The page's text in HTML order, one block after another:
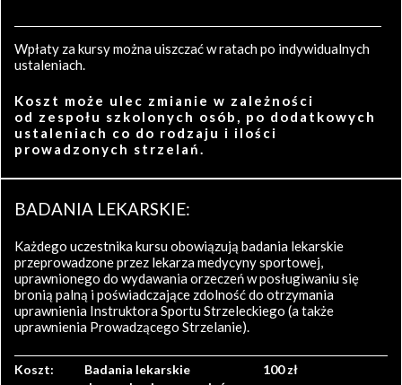
Wpłaty za kursy można uiszczać w ratach po indywidualnych
ustaleniach.
Koszt może ulec zmianie w zależności
od zespołu szkolonych osób, po dodatkowych
ustaleniach co do rodzaju i ilości
prowadzonych strzelań.
BADANIA LEKARSKIE:
Każdego uczestnika kursu obowiązują badania lekarskie
przeprowadzone przez lekarza medycyny sportowej,
uprawnionego do wydawania orzeczeń w posługiwaniu się
bronią palną i poświadczające zdolność do otrzymania
uprawnienia Instruktora Sportu Strzeleckiego (a także
uprawnienia Prowadzącego Strzelanie).
Koszt:
Badania lekarskie
100 zł